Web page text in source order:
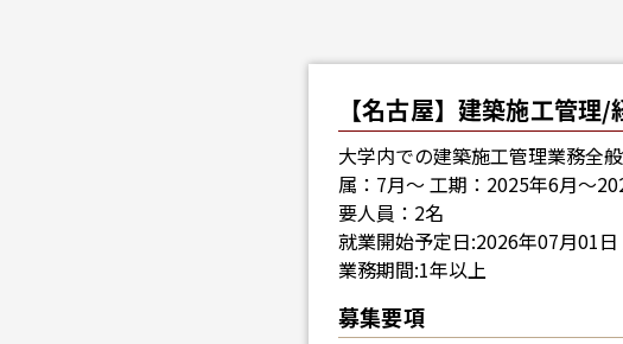
【名古屋】建築施工管理
大学内での建築施工管理業務全
属：7月～ 工期：2025年6月～
要人員：2名
就業開始予定日:2026年07月01日
業務期間:1年以上
募集要項